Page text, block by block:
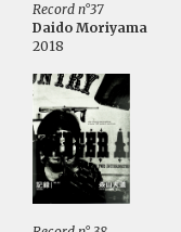
Record n°37
Daido Moriyama
2018